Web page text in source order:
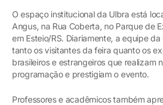
O espaço institucional da Ulbra está
Angus, na Rua Coberta, no Parque de
em Esteio/RS. Diariamente, a equipe
tanto os visitantes da feira quanto os
brasileiros e estrangeiros que realizam
programação e prestigiam o evento.
Professores e acadêmicos também